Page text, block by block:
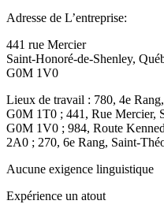
Adresse de L’entreprise:
441 rue Mercier
Saint-Honoré-de-Shenley,
G0M 1V0
Lieux de travail : 780, 4e
G0M 1T0 ; 441, Rue Mercier,
G0M 1V0 ; 984, Route
2A0 ; 270, 6e Rang, Saint-
Aucune exigence linguistique
Expérience un atout